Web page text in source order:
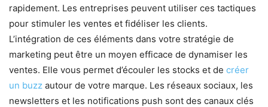
rapidement. Les entreprises peuvent utiliser ces tactiques
pour stimuler les ventes et fidéliser les clients.
L’intégration de ces éléments dans votre stratégie de
marketing peut être un moyen efficace de dynamiser les
ventes. Elle vous permet d’écouler les stocks et de créer
un buzz autour de votre marque. Les réseaux sociaux, les
newsletters et les notifications push sont des canaux clés